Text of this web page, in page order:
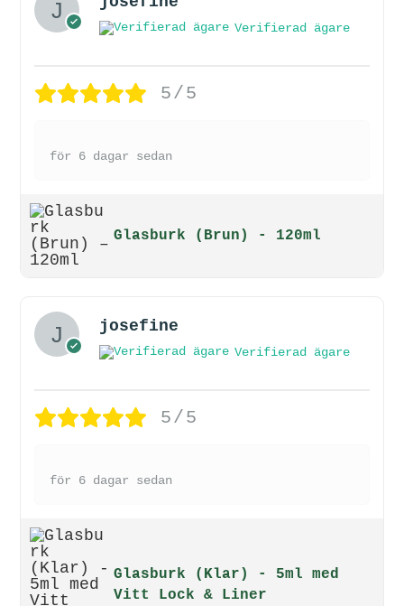
Verifierad ägare
5/5
för 6 dagar sedan
Glasburk (Brun) - 120ml
josefine
Verifierad ägare
5/5
för 6 dagar sedan
Glasburk (Klar) - 5ml med
Vitt Lock & Liner